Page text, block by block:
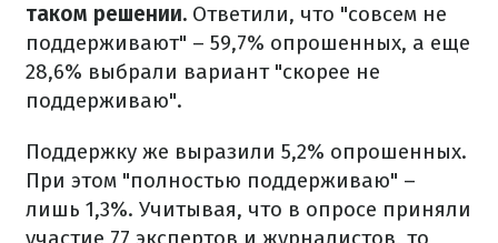
таком решении. Ответили, что "совсем не
поддерживают" – 59,7% опрошенных, а еще
28,6% выбрали вариант "скорее не
поддерживаю".
Поддержку же выразили 5,2% опрошенных.
При этом "полностью поддерживаю" –
лишь 1,3%. Учитывая, что в опросе приняли